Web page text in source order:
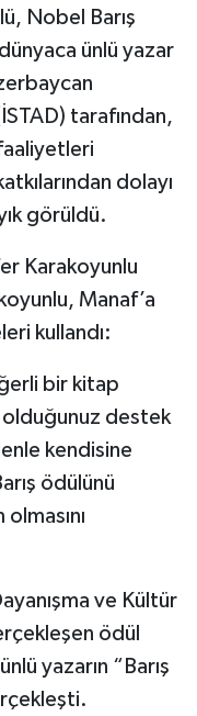
Nobel Barış
ünlü yazar
tarafından,
dolayı
görüldü.
Karakoyunlu
Manaf’a
kullandı:
bir kitap
olduğunuz destek
kendisine
ödülünü
ve Kültür
ödül
yazarın “Barış